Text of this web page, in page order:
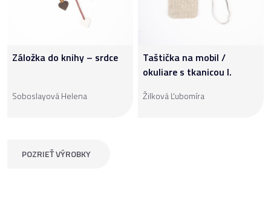
Záložka do knihy – srdce
Soboslayová Helena
Taštička na mobil /
okuliare s tkanicou I.
Žilková Ľubomíra
POZRIEŤ VÝROBKY